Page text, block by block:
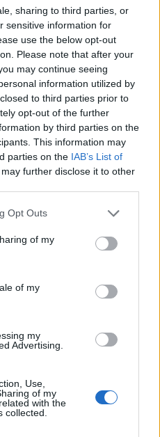
sharing to third parties, or
sensitive information for
use the below opt-out
Please note that after your
may continue seeing
information utilized by
to third parties prior to
opt-out of the further
by third parties on the
This information may
parties on the IAB’s List of
further disclose it to other
Opt Outs
of my
of my
my
Advertising.
Use,
of my
with the
collected.
bild
Med kameran i handen går
Lennart runt 100 mil om
året och delar sina
upptäckter från hela
kommunen
SVT lanserar lokal
reda på vilket lokalt parti